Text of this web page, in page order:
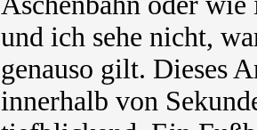
und ich sehe nicht,
genauso gilt. Dieses
innerhalb von